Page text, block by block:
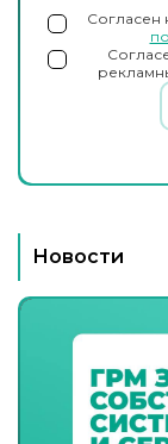
Согласен
Новости